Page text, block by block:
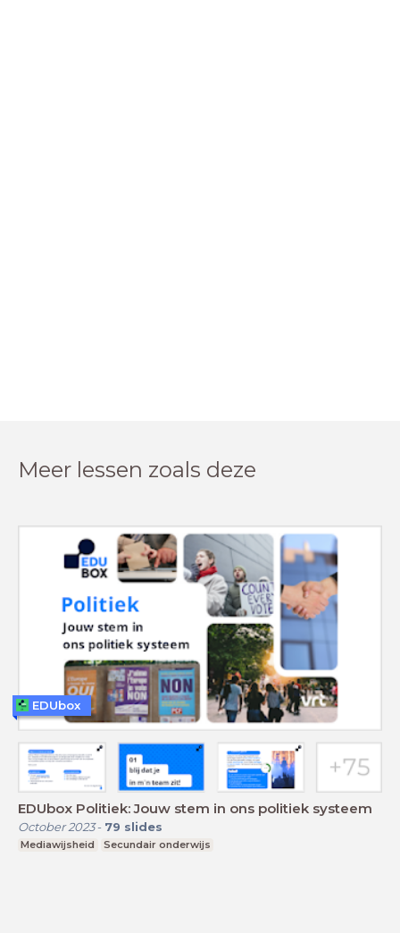
Meer lessen zoals deze
EDUbox Politiek: Jouw stem in ons politiek systeem
October 2023- 79 slides
Mediawijsheid Secundair onderwijs
EDUbox